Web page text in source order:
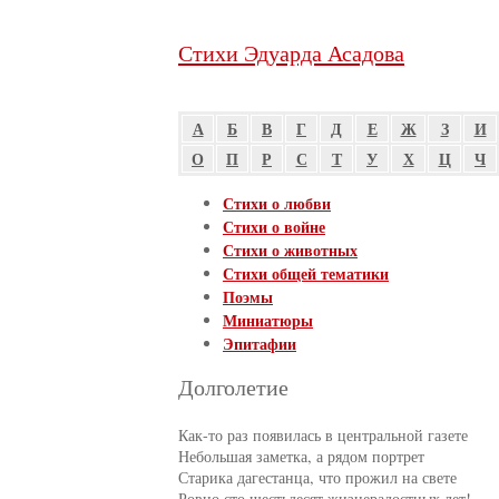
Стихи Эдуарда Асадова
А Б В Г Д Е Ж З И
О
П Р С Т У Х Ц Ч
Стихи о любви
Стихи о войне
Стихи о животных
Стихи общей тематики
Поэмы
Миниатюры
Эпитафии
Долголетие
Как-то раз появилась в центральной газете
Небольшая заметка, а рядом портрет
Старика дагестанца, что прожил на свете